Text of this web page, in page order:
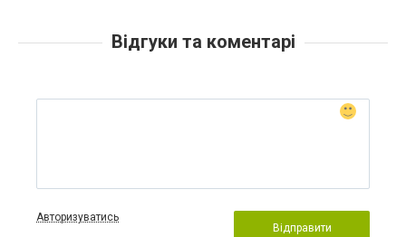
Відгуки та коментарі
Авторизуватись
Відправити